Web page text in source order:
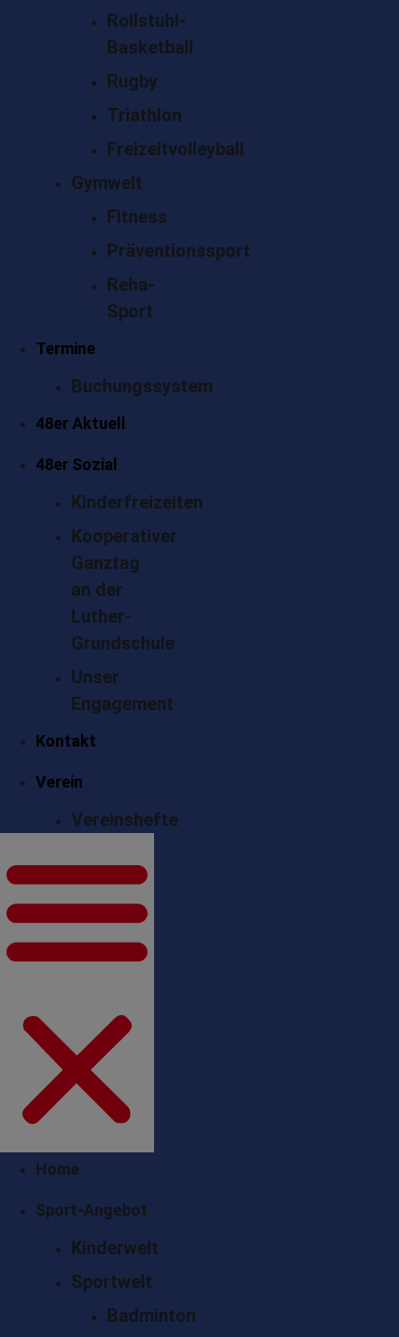
Rollstuhl-
Basketball
Rugby
Triathlon
Freizeitvolleyball
Gymwelt
Fitness
Präventionssport
Reha-
Sport
Termine
Buchungssystem
48er Aktuell
48er Sozial
Kinderfreizeiten
Kooperativer
Ganztag
an der
Luther-
Grundschule
Unser
Engagement
Kontakt
Verein
Vereinshefte
Home
Sport-Angebot
Kinderwelt
Sportwelt
Badminton